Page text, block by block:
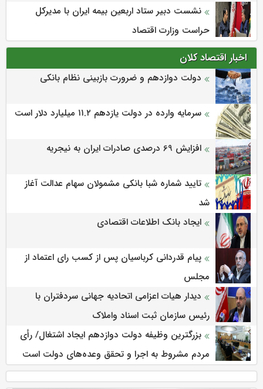
نشست دبیر ستاد اربعین بیمه ایران با مدیرکل
حراست وزارت اقتصاد
اخبار اقتصاد کلان
دولت دوازدهم و ضرورت بازبینی نظام بانکی
سرمایه وارده در دولت یازدهم ۱۱.۲ میلیارد دلار است
افزایش 69 درصدی صادرات ایران به نیجریه
تایید شماره شبا بانکی مشمولان سهام عدالت آغاز
شد
ایجاد بانک اطلاعات اقتصادی
پیام قدردانی کرباسیان پس از کسب رای اعتماد از
مجلس
دیدار هیات اعزامی اتحادیه جهانی سردفتران با
رئیس سازمان ثبت اسناد واملاک
بزرگترین وظیفه دولت دوازدهم ایجاد اشتغال/ رأی
مردم مشروط به اجرا و تحقق وعده‌های دولت است